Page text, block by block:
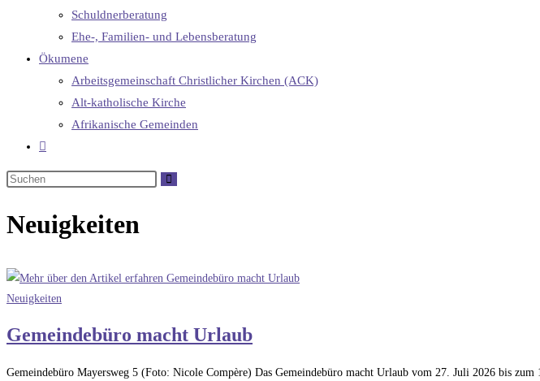
Schuldnerberatung
Ehe-, Familien- und Lebensberatung
Ökumene
Arbeitsgemeinschaft Christlicher Kirchen (ACK)
Alt-katholische Kirche
Afrikanische Gemeinden
Neuigkeiten
Neuigkeiten
Gemeindebüro macht Urlaub
Gemeindebüro Mayersweg 5 (Foto: Nicole Compère) Das Gemeindebüro macht Urlaub vom 27. Juli 2026 bis